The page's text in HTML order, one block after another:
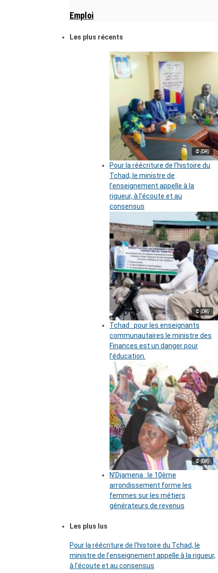
Emploi
Les plus récents
© (DR)
Pour la réécriture de l’histoire du
Tchad, le ministre de
l’enseignement appelle à la
rigueur, à l’écoute et au
consensus
© (DR)
Tchad : pour les enseignants
communautaires le ministre des
Finances est un danger pour
l’éducation.
© (DR)
N’Djamena : le 10ème
arrondissement forme les
femmes sur les métiers
générateurs de revenus
Les plus lus
Pour la réécriture de l’histoire du Tchad, le
ministre de l’enseignement appelle à la rigueur,
à l’écoute et au consensus